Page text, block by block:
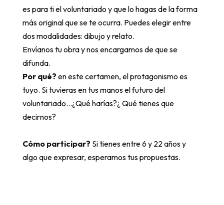
es para ti el voluntariado y que lo hagas de la forma
más original que se te ocurra. Puedes elegir entre
dos modalidades: dibujo y relato.
Envíanos tu obra y nos encargamos de que se
difunda.
Por qué? en este certamen, el protagonismo es
tuyo. Si tuvieras en tus manos el futuro del
voluntariado…¿Qué harías?¿ Qué tienes que
decirnos?
Cómo participar? Si tienes entre 6 y 22 años y
algo que expresar, esperamos tus propuestas.